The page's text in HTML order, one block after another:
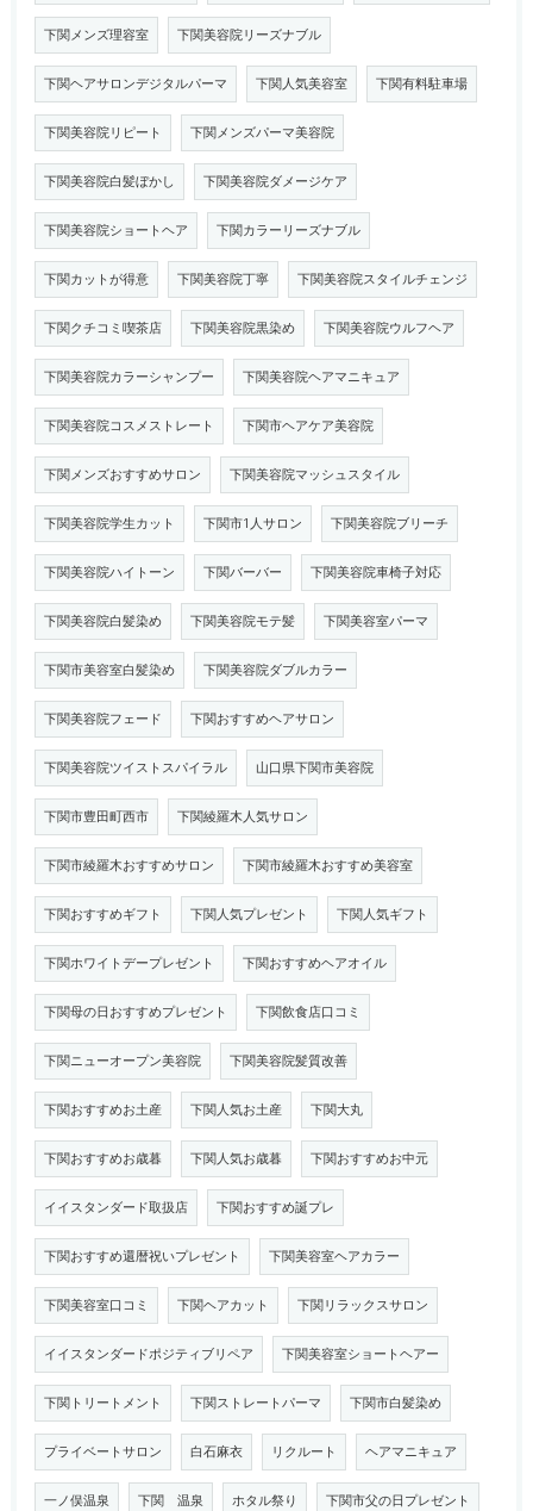
下関メンズ理容室 下関美容院リーズナブル
下関ヘアサロンデジタルパーマ 下関人気美容室 下関有料駐車場
下関美容院リピート 下関メンズパーマ美容院
下関美容院白髪ぼかし 下関美容院ダメージケア
下関美容院ショートヘア 下関カラーリーズナブル
下関カットが得意 下関美容院丁寧 下関美容院スタイルチェンジ
下関クチコミ喫茶店 下関美容院黒染め 下関美容院ウルフヘア
下関美容院カラーシャンプー 下関美容院ヘアマニキュア
下関美容院コスメストレート 下関市ヘアケア美容院
下関メンズおすすめサロン 下関美容院マッシュスタイル
下関美容院学生カット 下関市1人サロン 下関美容院ブリーチ
下関美容院ハイトーン 下関バーバー 下関美容院車椅子対応
下関美容院白髪染め 下関美容院モテ髪 下関美容室パーマ
下関市美容室白髪染め 下関美容院ダブルカラー
下関美容院フェード 下関おすすめヘアサロン
下関美容院ツイストスパイラル 山口県下関市美容院
下関市豊田町西市 下関綾羅木人気サロン
下関市綾羅木おすすめサロン 下関市綾羅木おすすめ美容室
下関おすすめギフト 下関人気プレゼント 下関人気ギフト
下関ホワイトデープレゼント 下関おすすめヘアオイル
下関母の日おすすめプレゼント 下関飲食店口コミ
下関ニューオープン美容院 下関美容院髪質改善
下関おすすめお土産 下関人気お土産 下関大丸
下関おすすめお歳暮 下関人気お歳暮 下関おすすめお中元
イイスタンダード取扱店 下関おすすめ誕プレ
下関おすすめ還暦祝いプレゼント 下関美容室ヘアカラー
下関美容室口コミ 下関ヘアカット 下関リラックスサロン
イイスタンダードポジティブリペア 下関美容室ショートヘアー
下関トリートメント 下関ストレートパーマ 下関市白髪染め
プライベートサロン 白石麻衣 リクルート ヘアマニキュア
一ノ俣温泉 下関 温泉 ホタル祭り 下関市父の日プレゼント